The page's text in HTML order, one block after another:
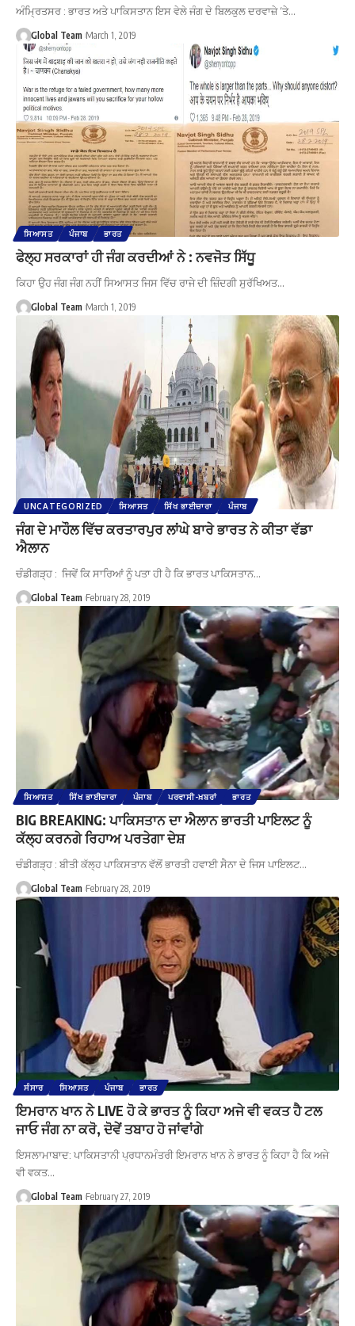
ਅੰਮ੍ਰਿਤਸਰ : ਭਾਰਤ ਅਤੇ ਪਾਕਿਸਤਾਨ ਇਸ ਵੇਲੇ ਜੰਗ ਦੇ ਬਿਲਕੁਲ ਦਰਵਾਜ਼ੇ ‘ਤੇ…
Global Team March 1, 2019
ਸਿਆਸਤ ਪੰਜਾਬ ਭਾਰਤ
ਫੇਲ੍ਹ ਸਰਕਾਰਾਂ ਹੀ ਜੰਗ ਕਰਦੀਆਂ ਨੇ : ਨਵਜੋਤ ਸਿੱਧੂ
ਕਿਹਾ ਉਹ ਜੰਗ ਜੰਗ ਨਹੀਂ ਸਿਆਸਤ ਜਿਸ ਵਿੱਚ ਰਾਜੇ ਦੀ ਜ਼ਿੰਦਗੀ ਸੁਰੱਖਿਅਤ…
Global Team March 1, 2019
UNCATEGORIZED ਸਿਆਸਤ ਸਿੱਖ ਭਾਈਚਾਰਾ ਪੰਜਾਬ
ਜੰਗ ਦੇ ਮਾਹੌਲ ਵਿੱਚ ਕਰਤਾਰਪੁਰ ਲਾਂਘੇ ਬਾਰੇ ਭਾਰਤ ਨੇ ਕੀਤਾ ਵੱਡਾ
ਐਲਾਨ
ਚੰਡੀਗੜ੍ਹ : ਜਿਵੇਂ ਕਿ ਸਾਰਿਆਂ ਨੂੰ ਪਤਾ ਹੀ ਹੈ ਕਿ ਭਾਰਤ ਪਾਕਿਸਤਾਨ…
Global Team February 28, 2019
ਸਿਆਸਤ ਸਿੱਖ ਭਾਈਚਾਰਾ ਪੰਜਾਬ ਪਰਵਾਸੀ-ਖ਼ਬਰਾਂ ਭਾਰਤ
BIG BREAKING: ਪਾਕਿਸਤਾਨ ਦਾ ਐਲਾਨ ਭਾਰਤੀ ਪਾਇਲਟ ਨੂੰ
ਕੱਲ੍ਹ ਕਰਨਗੇ ਰਿਹਾਅ ਪਰਤੇਗਾ ਦੇਸ਼
ਚੰਡੀਗੜ੍ਹ : ਬੀਤੀ ਕੱਲ੍ਹ ਪਾਕਿਸਤਾਨ ਵੱਲੋਂ ਭਾਰਤੀ ਹਵਾਈ ਸੈਨਾ ਦੇ ਜਿਸ ਪਾਇਲਟ…
Global Team February 28, 2019
ਸੰਸਾਰ ਸਿਆਸਤ ਪੰਜਾਬ ਭਾਰਤ
ਇਮਰਾਨ ਖਾਨ ਨੇ LIVE ਹੋ ਕੇ ਭਾਰਤ ਨੂੰ ਕਿਹਾ ਅਜੇ ਵੀ ਵਕਤ ਹੈ ਟਲ
ਜਾਓ ਜੰਗ ਨਾ ਕਰੋ, ਦੋਵੇਂ ਤਬਾਹ ਹੋ ਜਾਂਵਾਂਗੇ
ਇਸਲਾਮਾਬਾਦ: ਪਾਕਿਸਤਾਨੀ ਪ੍ਰਧਾਨਮੰਤਰੀ ਇਮਰਾਨ ਖਾਨ ਨੇ ਭਾਰਤ ਨੂੰ ਕਿਹਾ ਹੈ ਕਿ ਅਜੇ
ਵੀ ਵਕਤ…
Global Team February 27, 2019